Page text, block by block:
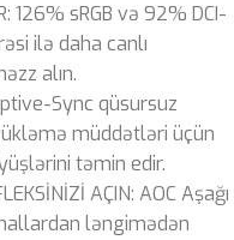
126% sRGB və 92% DCI-
ilə daha canlı
alın.
Sync qüsursuz
müddətləri üçün
təmin edir.
AÇIN: AOC Aşağı
ləngimədən